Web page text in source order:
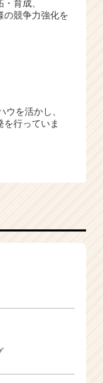
育成、
の競争力強化を
を活かし、
を行っていま